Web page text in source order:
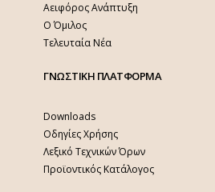
Αειφόρος Ανάπτυξη
Ο Όμιλος
Τελευταία Νέα
ΓΝΩΣΤΙΚΗ ΠΛΑΤΦΟΡΜΑ
Downloads
Οδηγίες Χρήσης
Λεξικό Τεχνικών Όρων
Προϊοντικός Κατάλογος